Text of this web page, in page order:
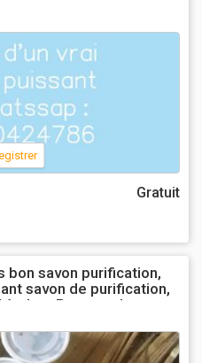
Gratuit
bon savon purification,
savon de purification,
bon Recette de
très efficace